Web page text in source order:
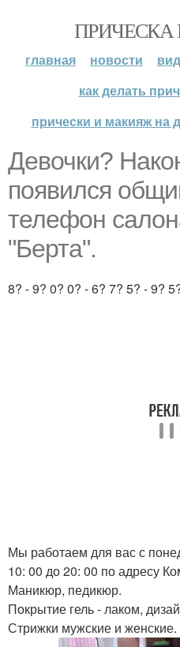
главная новости
как делать
прически и макияж на
Девочки?
появился
телефон
"Берта".
8? - 9? 0? 0? - 6? 7? 5? - 9?
Мы работаем для вас с
10: 00 до 20: 00 по адресу
Маникюр, педикюр.
Покрытие гель - лаком,
Стрижки мужские и женские.